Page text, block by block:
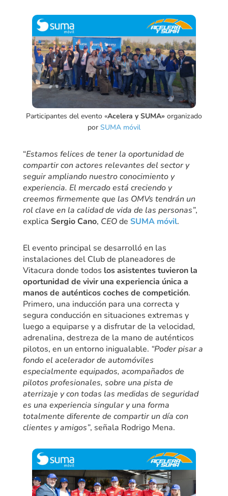
Participantes del evento «Acelera y SUMA» organizado
por SUMA móvil
“Estamos felices de tener la oportunidad de
compartir con actores relevantes del sector y
seguir ampliando nuestro conocimiento y
experiencia. El mercado está creciendo y
creemos firmemente que las OMVs tendrán un
rol clave en la calidad de vida de las personas”,
explica Sergio Cano, CEOde SUMA móvil.
El evento principal se desarrolló en las
instalaciones del Club de planeadores de
Vitacura donde todos los asistentes tuvieron la
oportunidad de vivir una experiencia única a
manos de auténticos coches de competición.
Primero, una inducción para una correcta y
segura conducción en situaciones extremas y
luego a equiparse y a disfrutar de la velocidad,
adrenalina, destreza de la mano de auténticos
pilotos, en un entorno inigualable. “Poder pisar a
fondo el acelerador de automóviles
especialmente equipados, acompañados de
pilotos profesionales, sobre una pista de
aterrizaje y con todas las medidas de seguridad
es una experiencia singular y una forma
totalmente diferente de compartir un día con
clientes y amigos”, señala Rodrigo Mena.